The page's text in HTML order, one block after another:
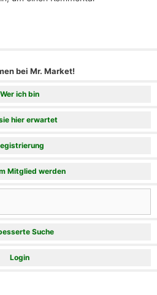
bei Mr. Market!
Wer ich bin
hier erwartet
Mitglied werden
Suche
Login